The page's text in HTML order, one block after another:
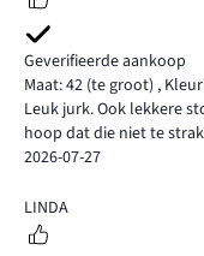
Geverifieerde aankoop
Maat: 42 (te groot) ,
Leuk jurk. Ook lekkere
hoop dat die niet te
2026-07-27
5LINDA